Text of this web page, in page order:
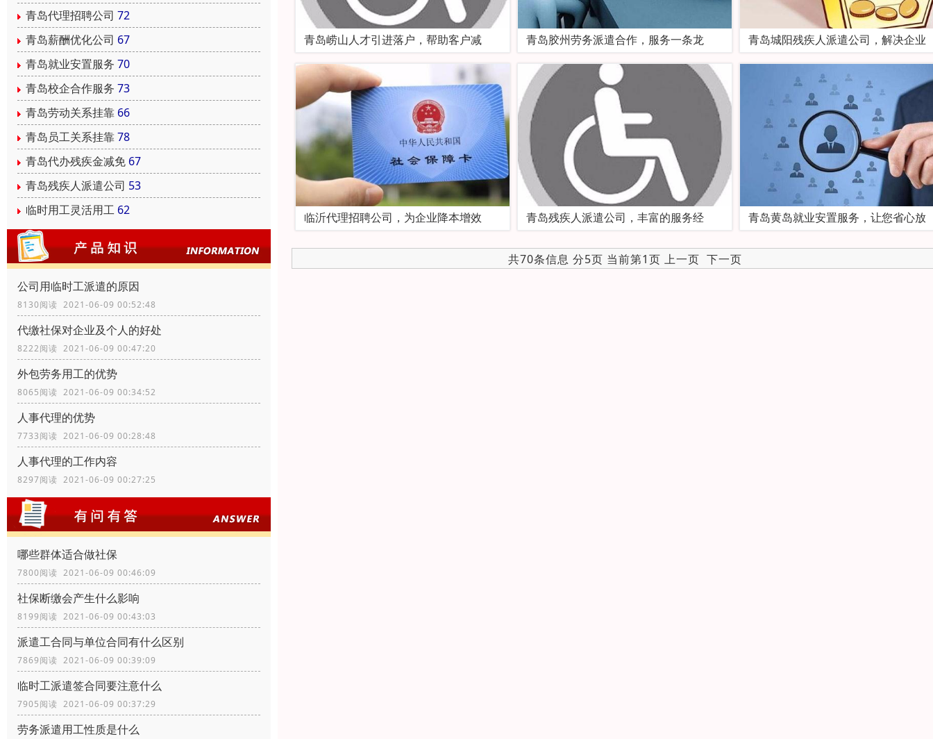
青岛代理招聘公司 72
青岛薪酬优化公司 67
青岛就业安置服务 70
青岛校企合作服务 73
青岛劳动关系挂靠 66
青岛员工关系挂靠78
青岛代办残疾金减免 67
青岛残疾人派遣公司 53
临时用工灵活用工 62
公司用临时工派遣的原因
8130阅读 2021-06-09 00:52:48
代缴社保对企业及个人的好处
8222阅读 2021-06-09 00:47:20
外包劳务用工的优势
8065阅读 2021-06-09 00:34:52
人事代理的优势
7733阅读 2021-06-09 00:28:48
人事代理的工作内容
8297阅读 2021-06-09 00:27:25
哪些群体适合做社保
7800阅读 2021-06-09 00:46:09
社保断缴会产生什么影响
8199阅读 2021-06-09 00:43:03
派遣工合同与单位合同有什么区别
7869阅读 2021-06-09 00:39:09
临时工派遣签合同要注意什么
7905阅读 2021-06-09 00:37:29
劳务派遣用工性质是什么
青岛崂山人才引进落户，帮助客户减 青岛胶州劳务派遣合作，服务一条龙 青岛城阳残疾人派遣公司，解决企业
临沂代理招聘公司，为企业降本增效 青岛残疾人派遣公司，丰富的服务经 青岛黄岛就业安置服务，让您省心放
共70条信息 分5页 当前第1页 上一页 下一页